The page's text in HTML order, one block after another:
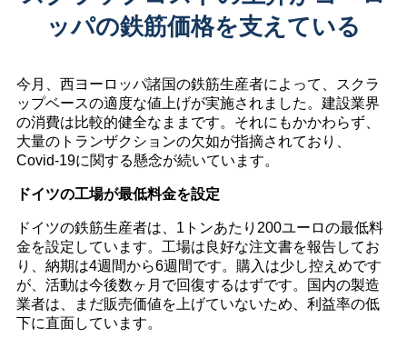
ッパの鉄筋価格を支えている
今月、西ヨーロッパ諸国の鉄筋生産者によって、スクラ
ップベースの適度な値上げが実施されました。建設業界
の消費は比較的健全なままです。それにもかかわらず、
大量のトランザクションの欠如が指摘されており、
Covid-19に関する懸念が続いています。
ドイツの工場が最低料金を設定
ドイツの鉄筋生産者は、1トンあたり200ユーロの最低料
金を設定しています。工場は良好な注文書を報告してお
り、納期は4週間から6週間です。購入は少し控えめです
が、活動は今後数ヶ月で回復するはずです。国内の製造
業者は、まだ販売価値を上げていないため、利益率の低
下に直面しています。